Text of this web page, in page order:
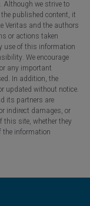
Although we strive to
published content, it
Veritas and the authors
or actions taken
use of this information
We encourage
any important
In addition, the
updated without notice.
its partners are
indirect damages, or
this site, whether they
the information